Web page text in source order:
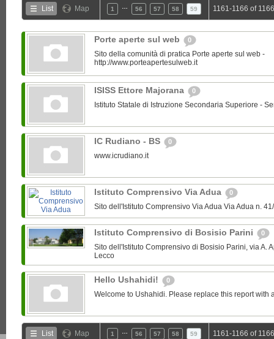
List Map 1 56 57 58 59 1161-1166 of
Porte aperte sul web 0
Sito della comunità di pratica Porte aperte sul web -
http://www.porteapertesulweb.it
ISISS Ettore Majorana 0
Istituto Statale di Istruzione Secondaria Superiore -
IC Rudiano - BS 0
www.icrudiano.it
Istituto Comprensivo Via Adua 0
Sito dell'Istituto Comprensivo Via Adua Via Adua n.
Istituto Comprensivo di Bosisio Parini 0
Sito dell'Istituto Comprensivo di Bosisio Parini, via A.
Lecco
Hello Ushahidi! 0
Welcome to Ushahidi. Please replace this report with
List Map 1 56 57 58 59 1161-1166 of